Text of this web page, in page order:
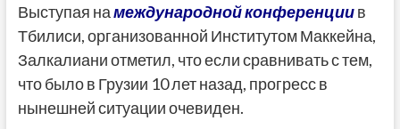
Выступая намеждународной конференциив
Тбилиси, организованной Институтом Маккейна,
Залкалиани отметил, что если сравнивать с тем,
что было в Грузии 10 лет назад, прогресс в
нынешней ситуации очевиден.